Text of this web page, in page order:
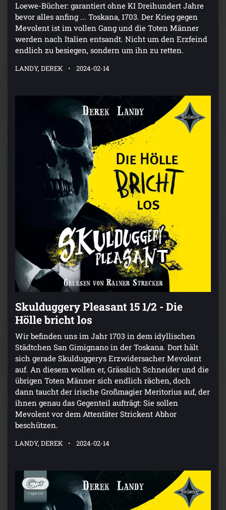
Loewe-Bücher: garantiert ohne KI Dreihundert Jahre
bevor alles anfing ... Toskana, 1703. Der Krieg gegen
Mevolent ist im vollen Gang und die Toten Männer
werden nach Italien entsandt. Nicht um den Erzfeind
endlich zu besiegen, sondern um ihn zu retten.
LANDY, DEREK 2024-02-14
Skulduggery Pleasant 15 1/2 - Die
Hölle bricht los
Wir befinden uns im Jahr 1703 in dem idyllischen
Städtchen San Gimignano in der Toskana. Dort hält
sich gerade Skulduggerys Erzwidersacher Mevolent
auf. An diesem wollen er, Grässlich Schneider und die
übrigen Toten Männer sich endlich rächen, doch
dann taucht der irische Großmagier Meritorius auf, der
ihnen genau das Gegenteil aufträgt: Sie sollen
Mevolent vor dem Attentäter Strickent Abhor
beschützen.
LANDY, DEREK 2024-02-14